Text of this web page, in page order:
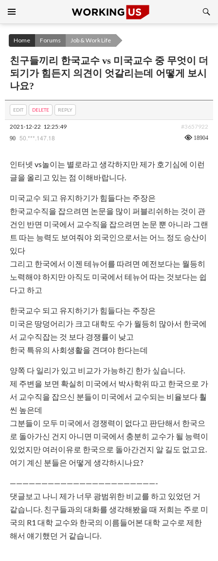
CONTENT
Home Forums Job & Work Life
친구들끼리 한국교수 vs 미국교수 중 무엇이 더
되기가 힘든지 의견이 엇갈리는데 어떻게 보시
나요?
EDIT DELETE REPLY
2021-12-22 12:25:49 #3657922
90 50.***.147.18 18904
인터넷 vs놀이는 별로라고 생각하지만 제가 호기심에 이런
글을 올리고 있는 점 이해바랍니다.
미국교수 되고 유지하기가 힘들다는 주장은
한국교수직을 잡으려면 논문을 많이 퍼블리쉬하는 것이 관
건인 반면 미국에서 교수직을 잡으려면 논문 뿐 아니라 그랜
트 따는 능력도 보여줘야 외국인으로서는 어느 정도 승산이
있다
그리고 한국에서 이젠 테뉴어를 따려면 예전보다는 월등히
노력해야 하지만 아직도 미국에서 테뉴어 따는 것보다는 쉽
다고 하고
한국교수 되고 유지하기가 힘들다는 주장은
미국은 땅덩어리가 크고 대학도 수가 월등히 많아서 한국에
서 교수직잡는 것 보다 경쟁률이 낮고
한국 특유의 사회생활을 견뎌야 한다는데
양쪽 다 일리가 있고 비교가 가능하긴 한가 싶습니다.
제 주변을 보면 확실히 미국에서 박사학위 따고 한국으로 가
서 교수직을 잡으신 분들이 미국에서 교수되는 비율보다 훨
씬 높은데
그분들이 모두 미국에서 경쟁력이 없다고 판단해서 한국으
로 돌아가신 건지 아니면 미국에서 충분히 교수가 될 능력이
있었지만 여러이유로 한국으로 돌아간건지 알 길도 없고요.
여기 계신 분들은 어떻게 생각하시나요?
———————————————————————-
댓글보고 나니 제가 너무 광범위한 비교를 하고 있었던 거
같습니다. 친구들과의 대화를 생각해봤을 때 저희는 주로 미
국의 R1 대학 교수와 한국의 이름들어본 대학 교수로 제한
해서 얘기했던 거 같습니다.